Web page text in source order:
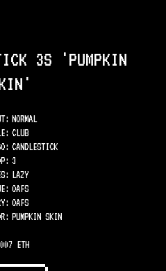
3S 'PUMPKIN
NORMAL
: CLUB
: CANDLESTICK
: 3
: LAZY
: OAFS
: OAFS
: PUMPKIN SKIN
ETH